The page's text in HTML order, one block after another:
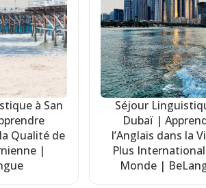
à San
Qualité de
|
Séjour
Dubaï |
l’Anglais dans la
Plus
Monde |